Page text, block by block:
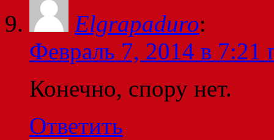
Elgrapaduro:
Февраль 7, 2014 в 7:21
Конечно, спору нет.
Ответить